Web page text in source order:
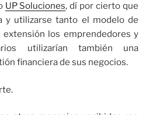
UP Soluciones, dí por cierto que
y utilizarse tanto el modelo de
extensión los emprendedores y
utilizarían también una
financiera de sus negocios.